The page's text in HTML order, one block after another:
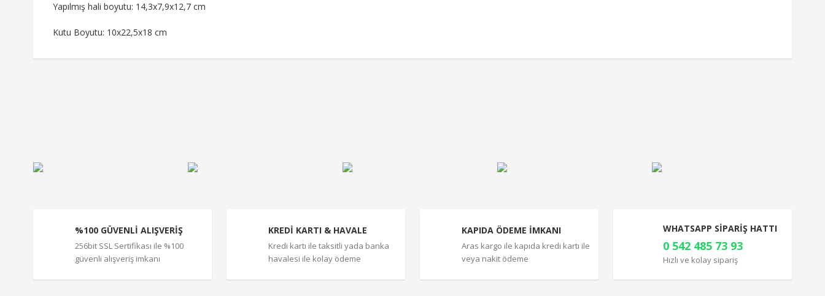
Yapılmış hali boyutu: 14,3x7,9x12,7 cm
Kutu Boyutu: 10x22,5x18 cm
Ürün bilgilerinde hatalar bulunuyor.
Gönder
%100 GÜVENLİ ALIŞVERİŞ
256bit SSL Sertifikası ile %100
güvenli alışveriş imkanı
KREDİ KARTI & HAVALE
Kredi kartı ile taksitli yada banka
havalesi ile kolay ödeme
KAPIDA ÖDEME İMKANI
Aras kargo ile kapıda kredi kartı ile
veya nakit ödeme
WHATSAPP SİPARİŞ HATTI
0 542 485 73 93
Hızlı ve kolay sipariş